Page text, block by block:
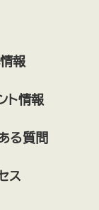
ト2000
れすとらん
報
ト情報
る質問
ス